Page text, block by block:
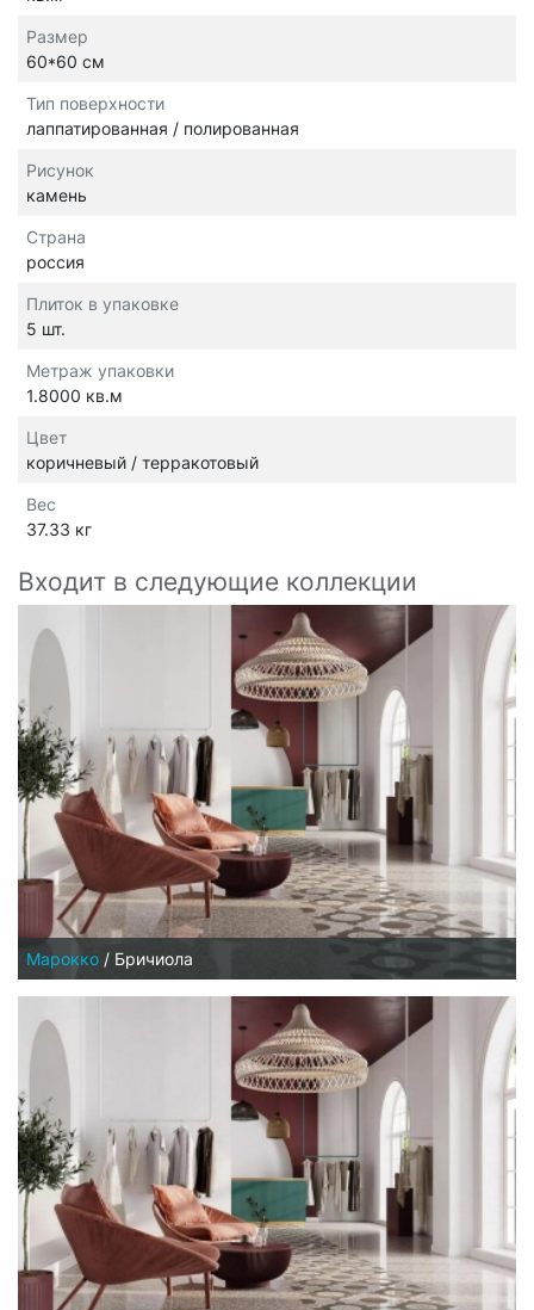
Размер
60*60 см
Тип поверхности
лаппатированная / полированная
Рисунок
камень
Страна
россия
Плиток в упаковке
5 шт.
Метраж упаковки
1.8000 кв.м
Цвет
коричневый / терракотовый
Вес
37.33 кг
Входит в следующие коллекции
Марокко / Бричиола